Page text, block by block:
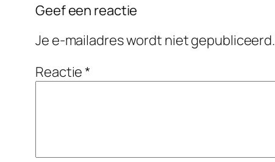
Geef een reactie
Je e-mailadres wordt niet gepubliceerd.
Reactie*